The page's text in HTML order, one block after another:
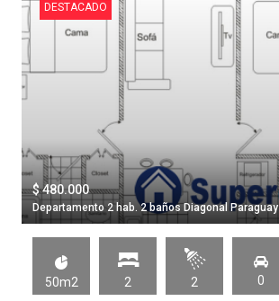
DESTACADO
$ 480.000
Departamento 2 hab. 2 baños Diagonal Paraguay
50m2 2 2 0